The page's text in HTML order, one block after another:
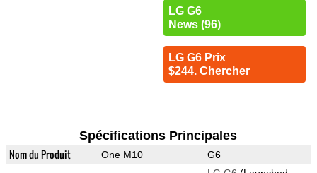
LG G6
News (96)
LG G6 Prix
$244. Chercher
Spécifications Principales
Nom du Produit One M10 G6